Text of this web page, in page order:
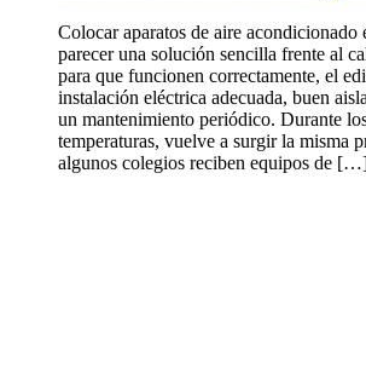
Colocar aparatos de aire acondicionado
parecer una solución sencilla frente al
para que funcionen correctamente, el
instalación eléctrica adecuada, buen
un mantenimiento periódico. Durante
temperaturas, vuelve a surgir la misma
algunos colegios reciben equipos de